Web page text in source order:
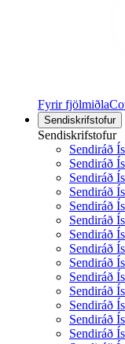
Fyrir fjölmiðla
Sendiskrifstofur
Sendiskrifstofur
Sendiráð
Sendiráð
Sendiráð
Sendiráð
Sendiráð
Sendiráð
Sendiráð
Sendiráð
Sendiráð
Sendiráð
Sendiráð
Sendiráð
Sendiráð
Sendiráð